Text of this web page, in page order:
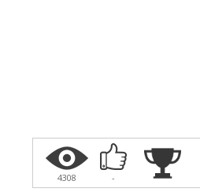
4308 -